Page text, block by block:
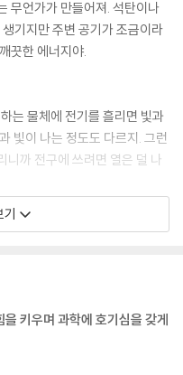
무언가가 만들어져. 석탄이나
기지만 주변 공기가 조금이라
끗한 에너지야.
는 물체에 전기를 흘리면 빛과
빛이 나는 정도도 다르지. 그런
니까 전구에 쓰려면 열은 덜 나
고 자동차 엔진은 석유의 힘으
을 보면 ‘모터(motor)’가 들어
기
키우며 과학에 호기심을 갖게